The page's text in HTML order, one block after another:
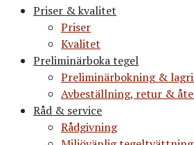
Priser & kvalitet
Priser
Kvalitet
Preliminärboka tegel
Preliminärbokning &
Avbeställning, retur &
Råd & service
Rådgivning